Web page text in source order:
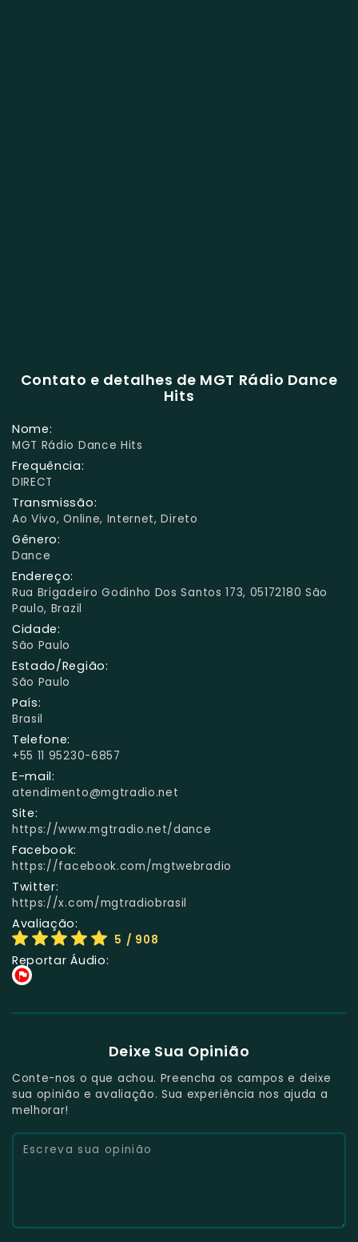
Contato e detalhes de MGT Rádio Dance
Hits
Nome:
MGT Rádio Dance Hits
Frequência:
DIRECT
Transmissão:
Ao Vivo, Online, Internet, Direto
Gênero:
Dance
Endereço:
Rua Brigadeiro Godinho Dos Santos 173, 05172180 São
Paulo, Brazil
Cidade:
São Paulo
Estado/Região:
São Paulo
País:
Brasil
Telefone:
+55 11 95230-6857
E-mail:
atendimento@mgtradio.net
Site:
https://www.mgtradio.net/dance
Facebook:
https://facebook.com/mgtwebradio
Twitter:
https://x.com/mgtradiobrasil
Avaliação:
5 / 908
Reportar Áudio:
Deixe Sua Opinião
Conte-nos o que achou. Preencha os campos e deixe
sua opinião e avaliação. Sua experiência nos ajuda a
melhorar!